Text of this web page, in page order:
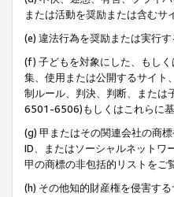
または活動を奨励または含むサ
(e) 違法行為を奨励または実行す
(f) 子どもを対象にした、もし
集、使用または公開するサイト
制ルール、判決、判断、または
6501-6506)もしくはこれらに
(g) 甲またはその関連会社の商
ID、またはソーシャルネットワ
甲の商標の非包括的リストをご
(h) その他知的財産権を侵害する